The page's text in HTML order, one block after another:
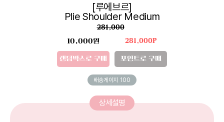
[루에브르]
Plie Shoulder Medium
281,000
10,000원
랜덤박스로 구매
281,000P
포인트로 구매
배송게이지 100
상세설명